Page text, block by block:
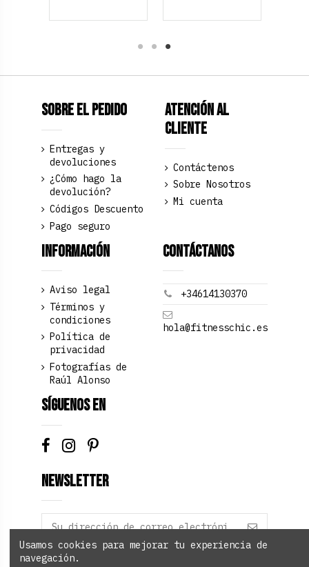
Sobre el pedido
Entregas y
devoluciones
¿Cómo hago la
devolución?
Códigos Descuento
Pago seguro
Atención al
Cliente
Contáctenos
Sobre Nosotros
Mi cuenta
Información
Aviso legal
Términos y
condiciones
Política de
privacidad
Fotografías de
Raúl Alonso
Contáctanos
+34614130370
hola@fitnesschic.es
Síguenos en
Newsletter
Usamos cookies para mejorar tu experiencia de
navegación.